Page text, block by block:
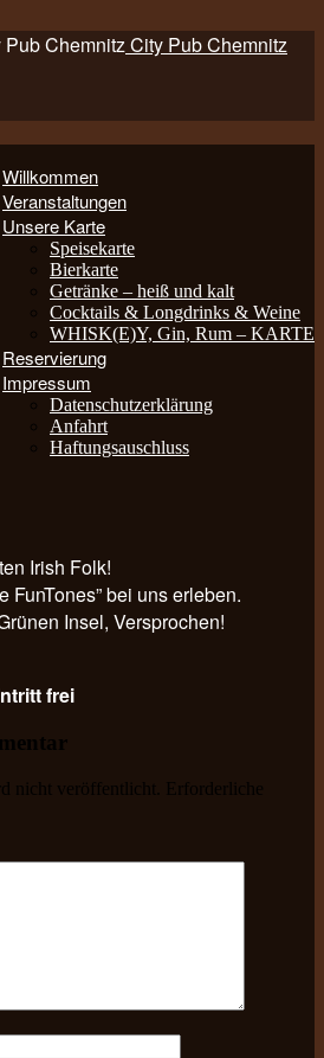
City Pub Chemnitz
Willkommen
Veranstaltungen
Unsere Karte
Speisekarte
Bierkarte
Getränke – heiß und kalt
Cocktails & Longdrinks & Weine
WHISK(E)Y, Gin, Rum – KARTE
Reservierung
Impressum
Datenschutzerklärung
Anfahrt
Haftungsauschluss
Irish Folk!
FunTones” bei uns erleben.
Insel, Versprochen!
frei
nicht veröffentlicht.
Erforderliche